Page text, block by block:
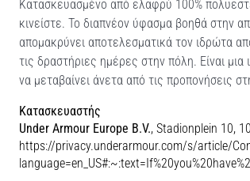
Κατασκευασμένο από ελαφρύ 100%
κινείστε. Το διαπνέον ύφασμα βοηθά στην
απομακρύνει αποτελεσματικά τον ιδρώτα
τις δραστήριες ημέρες στην πόλη. Είναι
να μεταβαίνει άνετα από τις προπονήσεις
Κατασκευαστής
Under Armour Europe B.V., Stadionplein 10,
https://privacy.underarmour.com/s/article/